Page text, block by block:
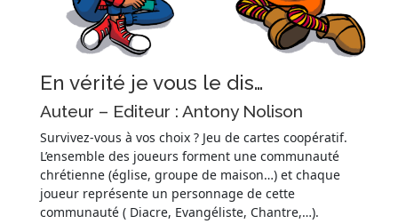
En vérité je vous le dis…
Auteur – Editeur : Antony Nolison
Survivez-vous à vos choix ? Jeu de cartes coopératif.
L’ensemble des joueurs forment une communauté
chrétienne (église, groupe de maison…) et chaque
joueur représente un personnage de cette
communauté ( Diacre, Evangéliste, Chantre,…).